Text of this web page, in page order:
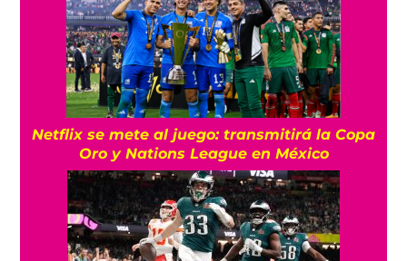
Netflix se mete al juego: transmitirá la Copa
Oro y Nations League en México